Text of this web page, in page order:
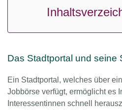
Das Stadtportal und seine
Ein Stadtportal, welches über
Jobbörse verfügt, ermöglicht es
Interessentinnen schnell